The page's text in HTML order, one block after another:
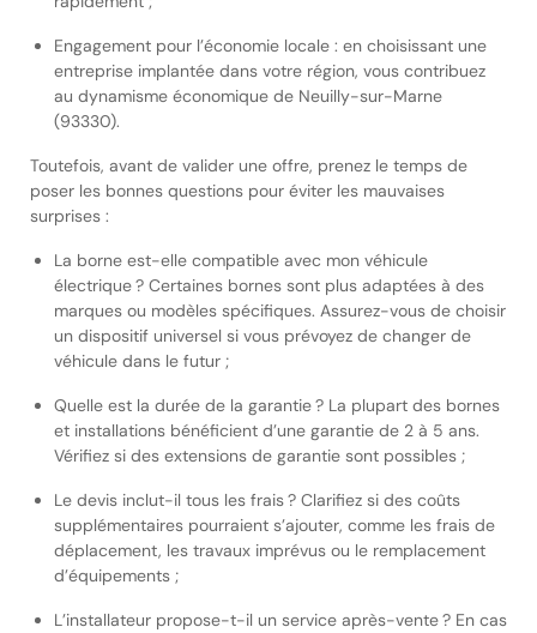
Engagement pour l’économie locale : en choisissant une
entreprise implantée dans votre région, vous contribuez
au dynamisme économique de Neuilly-sur-Marne
(93330).
Toutefois, avant de valider une offre, prenez le temps de
poser les bonnes questions pour éviter les mauvaises
surprises :
La borne est-elle compatible avec mon véhicule
électrique ? Certaines bornes sont plus adaptées à des
marques ou modèles spécifiques. Assurez-vous de choisir
un dispositif universel si vous prévoyez de changer de
véhicule dans le futur ;
Quelle est la durée de la garantie ? La plupart des bornes
et installations bénéficient d’une garantie de 2 à 5 ans.
Vérifiez si des extensions de garantie sont possibles ;
Le devis inclut-il tous les frais ? Clarifiez si des coûts
supplémentaires pourraient s’ajouter, comme les frais de
déplacement, les travaux imprévus ou le remplacement
d’équipements ;
L’installateur propose-t-il un service après-vente ? En cas